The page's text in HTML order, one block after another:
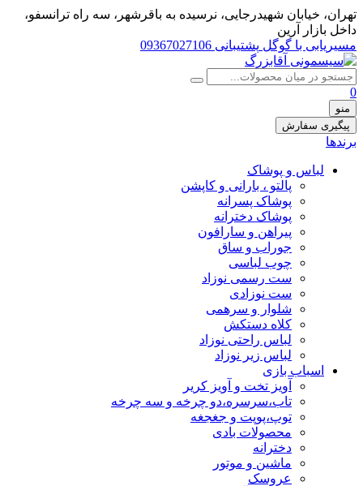
تهران، خيابان شهيدرجايى، نرسیده به باقرشهر، سه راه ترانسفو،
داخل بازار آرین
مسیریابی با گوگل پشتیبانی 09367027106
0
منو
پیگیری سفارش
برندها
لباس و پوشاک
پالتو ، بارانی و کاپشن
پوشاک پسرانه
پوشاک دخترانه
پیراهن و سارافون
جوراب و ساق
چوب لباسی
ست رسمی نوزاد
ست نوزادی
شلوار و سرهمی
کلاه دستکش
لباس راحتی نوزاد
لباس زیر نوزاد
اسباب بازی
آویز تخت و آویز کریر
تاب،سرسره،دو چرخه و سه چرخه
توپ،پوپت و جغجغه
محصولات بادی
دخترانه
ماشین و موتور
عروسک